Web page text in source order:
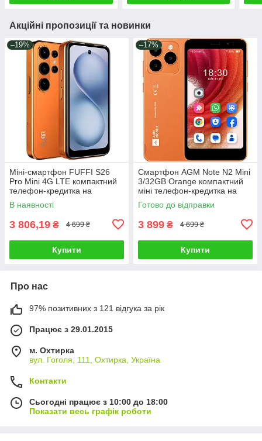
Акційні пропозиції та новинки
–19%
Міні-смартфон FUFFI S26
Pro Mini 4G LTE компактний
телефон-кредитка на
Android, Помаранчевий
В наявності
3 806,19 ₴ 4 699 ₴
Купити
–17%
Смартфон AGM Note N2 Mini
3/32GB Orange компактний
міні телефон-кредитка на
Android 16, Помаранчевий
Готово до відправки
3 899 ₴ 4 699 ₴
Купити
Про нас
97% позитивних з 121 відгука за рік
Працює з 29.01.2015
м. Охтирка
вул. Гоголя, 111, Охтирка, Україна
Контакти
Сьогодні працює з 10:00 до 18:00
Показати весь графік роботи